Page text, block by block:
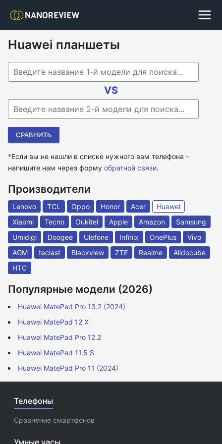
Huawei планшеты
VS
*Если вы не нашли в списке нужного вам телефона –
напишите нам через форму обратной связи.
Производители
Lenovo TCL Oppo Honor Acer
Huawei
Xiaomi
Tecno Oukitel Apple Amazon
Samsung
Umidigi
Doogee Ulefone Infinix OnePlus
Vivo
AGM
teclast Blackview ZTE Realme
Alldocube
HTC
Популярные модели (2026)
Huawei MatePad Pro 13.2 (2024)
Huawei MatePad 12 X
Huawei MatePad Pro 12.2
Huawei MatePad 11.5 S
Huawei MatePad Pro 11 (2024)
Телефоны
Сравнение смартфонов
Умные часы